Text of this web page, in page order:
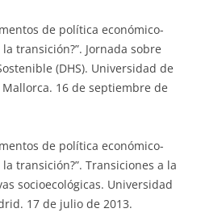
de política económico-
transición?”. Jornada sobre
(DHS). Universidad de
16 de septiembre de
de política económico-
transición?”. Transiciones a la
socioecológicas. Universidad
17 de julio de 2013.